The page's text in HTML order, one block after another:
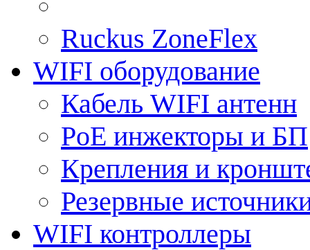
Ruckus ZoneFlex
WIFI оборудование
Кабель WIFI антенн
PoE инжекторы и БП
Крепления и
Резервные
WIFI контроллеры